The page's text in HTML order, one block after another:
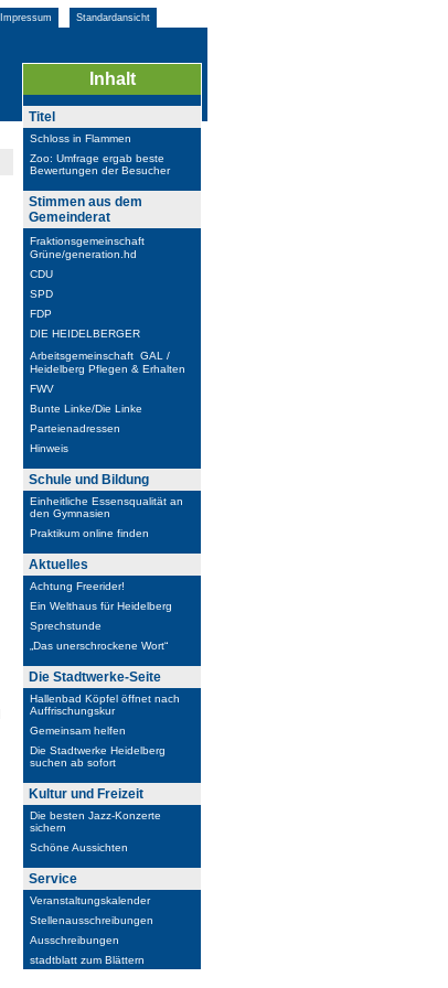
Impressum Standardansicht
Inhalt
Titel
Schloss in Flammen
Zoo: Umfrage ergab beste
Bewertungen der Besucher
Stimmen aus dem
Gemeinderat
Fraktionsgemeinschaft
Grüne/generation.hd
CDU
SPD
FDP
DIE HEIDELBERGER
Arbeitsgemeinschaft GAL /
Heidelberg Pflegen & Erhalten
FWV
Bunte Linke/Die Linke
Parteienadressen
Hinweis
Schule und Bildung
Einheitliche Essensqualität an
den Gymnasien
Praktikum online finden
Aktuelles
Achtung Freerider!
Ein Welthaus für Heidelberg
Sprechstunde
„Das unerschrockene Wort“
Die Stadtwerke-Seite
Hallenbad Köpfel öffnet nach
Auffrischungskur
Gemeinsam helfen
Die Stadtwerke Heidelberg
suchen ab sofort
Kultur und Freizeit
Die besten Jazz-Konzerte
sichern
Schöne Aussichten
Service
Veranstaltungskalender
Stellenausschreibungen
Ausschreibungen
stadtblatt zum Blättern